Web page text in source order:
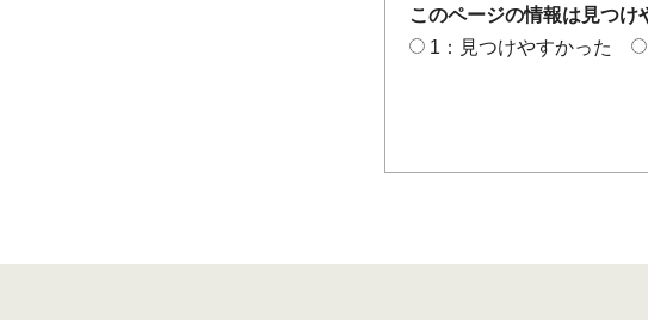
このページの情報は見つけ
1：見つけやすかった